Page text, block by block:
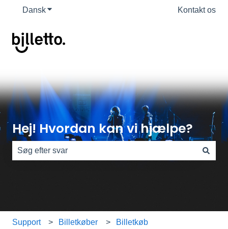
DanskVis undermenu for oversættelser Kontakt os
Hej! Hvordan kan vi hjælpe?
Support Billetkøber Billetkøb